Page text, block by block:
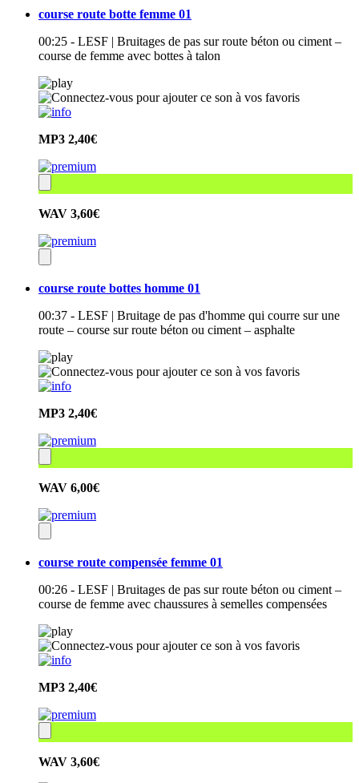
course route botte femme 01
00:25 - LESF | Bruitages de pas sur route béton ou ciment –
course de femme avec bottes à talon
MP3 2,40€
WAV 3,60€
course route bottes homme 01
00:37 - LESF | Bruitage de pas d'homme qui courre sur une
route – course sur route béton ou ciment – asphalte
MP3 2,40€
WAV 6,00€
course route compensée femme 01
00:26 - LESF | Bruitages de pas sur route béton ou ciment –
course de femme avec chaussures à semelles compensées
MP3 2,40€
WAV 3,60€